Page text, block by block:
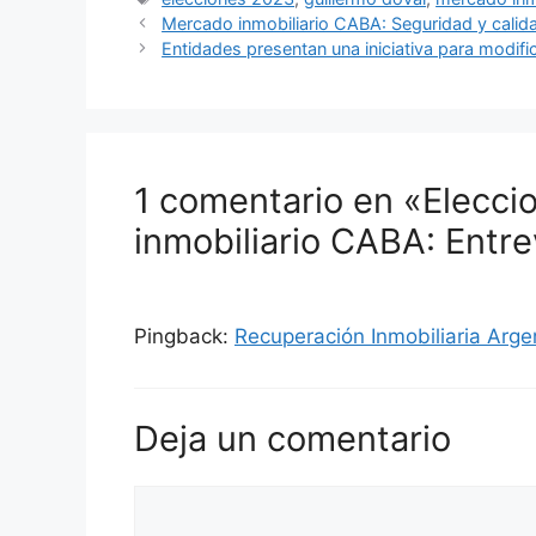
Mercado inmobiliario CABA: Seguridad y
Entidades presentan una iniciativa para
1 comentario en
inmobiliario CABA:
Pingback: Recuperación Inmobiliaria
Deja un comentario